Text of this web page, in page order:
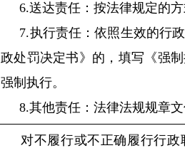
6.送达责任：按法律规定的
7.执行责任：依照生效的行
政处罚决定书》的，填写《强
强制执行。
8.其他责任：法律法规规章
对不履行或不正确履行行